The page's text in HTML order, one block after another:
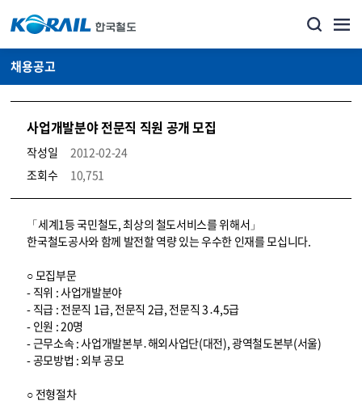
채용공고
사업개발분야 전문직 직원 공개 모집
작성일
2012-02-24
조회수
10,751
코레일소개_경영공시_채용공고 상세보기 – 내용, 파일, 담당자 연락처로 구성
「세계1등 국민철도, 최상의 철도서비스를 위해서」
한국철도공사와 함께 발전할 역량 있는 우수한 인재를 모십니다.
○ 모집부문
- 직위 : 사업개발분야
- 직급 : 전문직 1급, 전문직 2급, 전문직 3․4,5급
- 인원 : 20명
- 근무소속 : 사업개발본부․해외사업단(대전), 광역철도본부(서울)
- 공모방법 : 외부 공모
○ 전형절차